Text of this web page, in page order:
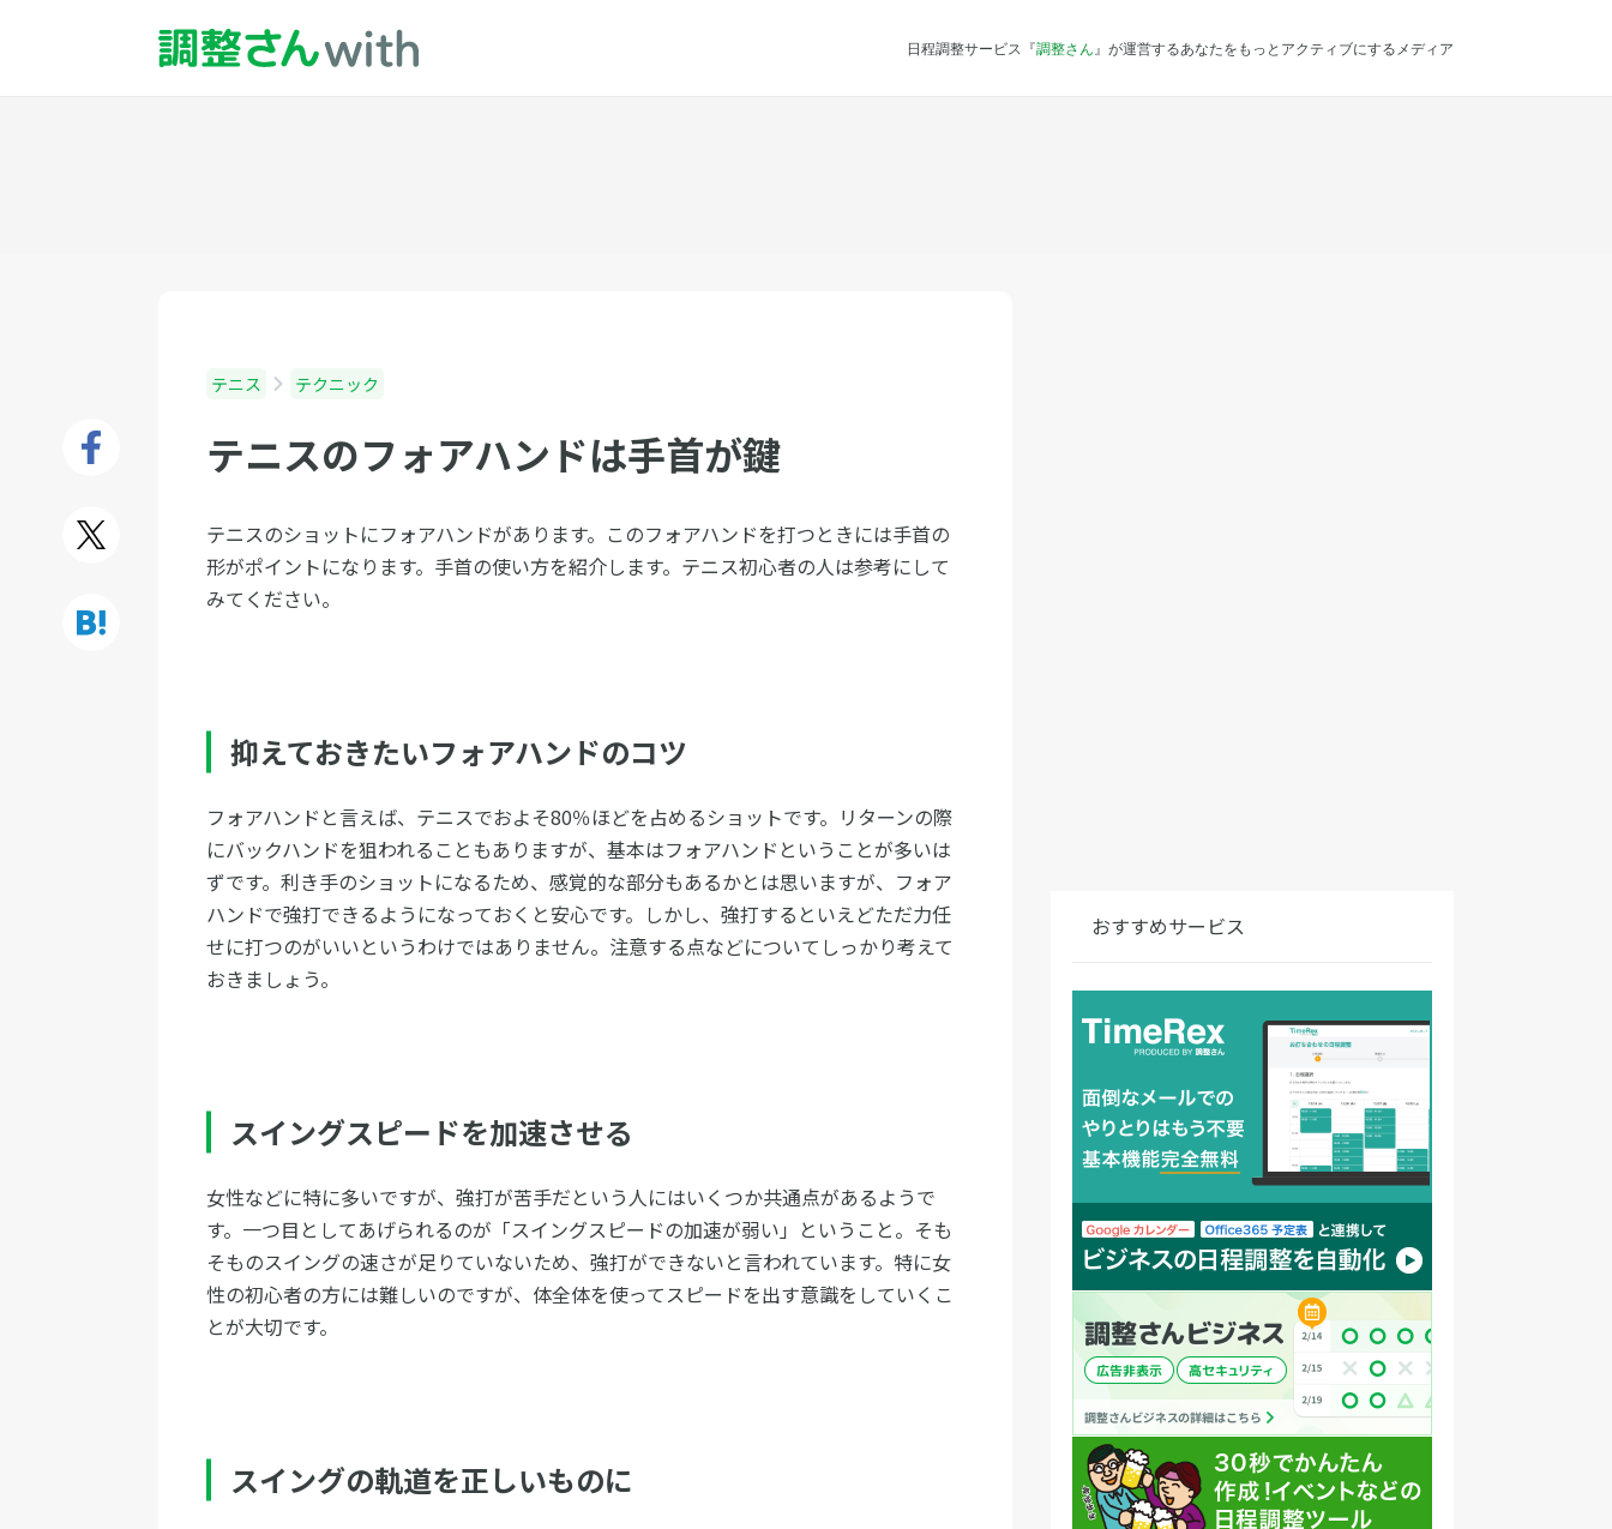
日程調整サービス『調整さん 』が運営するあなたをもっとアクティブにするメディア
テニス テクニック
テニスのフォアハンドは手首が鍵
テニスのショットにフォアハンドがあります。このフォアハンドを打つときには手首の
形がポイントになります。手首の使い方を紹介します。テニス初心者の人は参考にして
みてください。
抑えておきたいフォアハンドのコツ
フォアハンドと言えば、テニスでおよそ80％ほどを占めるショットです。リターンの際
にバックハンドを狙われることもありますが、基本はフォアハンドということが多いは
ずです。利き手のショットになるため、感覚的な部分もあるかとは思いますが、フォア
ハンドで強打できるようになっておくと安心です。しかし、強打するといえどただ力任
せに打つのがいいというわけではありません。注意する点などについてしっかり考えて
おきましょう。
スイングスピードを加速させる
女性などに特に多いですが、強打が苦手だという人にはいくつか共通点があるようで
す。一つ目としてあげられるのが「スイングスピードの加速が弱い」ということ。そも
そものスイングの速さが足りていないため、強打ができないと言われています。特に女
性の初心者の方には難しいのですが、体全体を使ってスピードを出す意識をしていくこ
とが大切です。
スイングの軌道を正しいものに
おすすめサービス